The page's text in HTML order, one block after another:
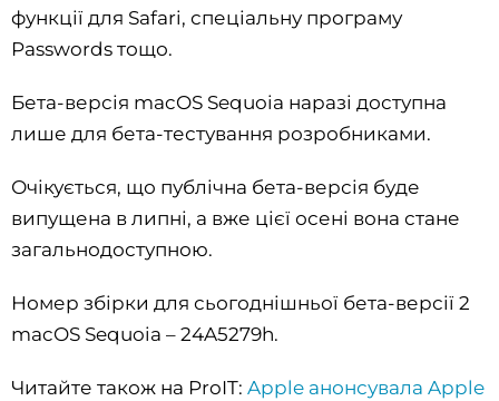
функції для Safari, спеціальну програму
Passwords тощо.
Бета-версія macOS Sequoia наразі доступна
лише для бета-тестування розробниками.
Очікується, що публічна бета-версія буде
випущена в липні, а вже цієї осені вона стане
загальнодоступною.
Номер збірки для сьогоднішньої бета-версії 2
macOS Sequoia – 24A5279h.
Читайте також на ProIT: Apple анонсувала Apple